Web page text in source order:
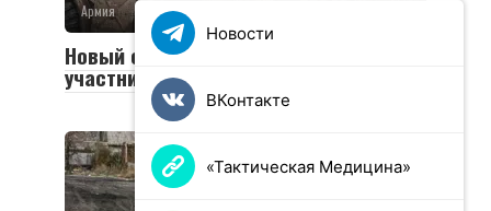
Армия
Новый социальный контракт для
участников СВО
Новости
ВКонтакте
«Тактическая Медицина»